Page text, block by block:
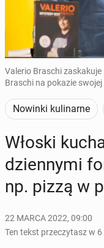
Valerio Braschi
Braschi na pokazie
Nowinki kulinarne
Włoski
dzien­ny­mi
np. pizzą w
22 MARCA 2022, 09:00
Ten tekst przeczytasz w